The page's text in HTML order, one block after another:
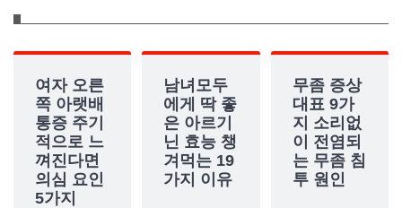
여자 오른
쪽 아랫배
통증 주기
적으로 느
껴진다면
의심 요인
5가지
남녀모두
에게 딱 좋
은 아르기
닌 효능 챙
겨먹는 19
가지 이유
무좀 증상
대표 9가
지 소리없
이 전염되
는 무좀 침
투 원인